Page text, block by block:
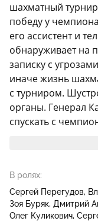
шахматный
победу у
его ассистент и
обнаруживает на
записку с
иначе жизнь
с турниром.
органы. Генерал
спускать с
В ролях:
Сергей Перегудов
Зоя Буряк Дмитрий
Олег Куликович